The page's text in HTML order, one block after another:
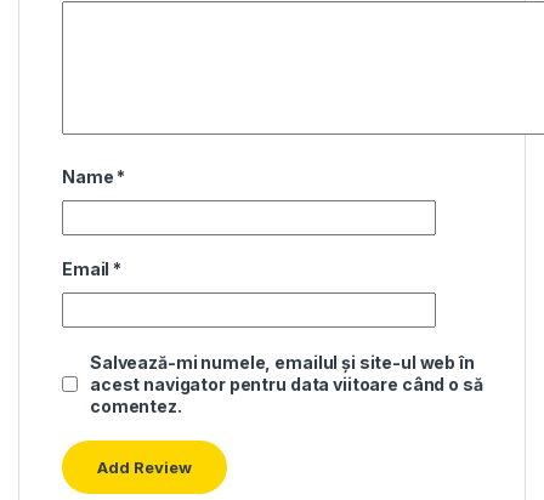
Name *
Email *
Salvează-mi numele, emailul și site-ul web în
acest navigator pentru data viitoare când o să
comentez.